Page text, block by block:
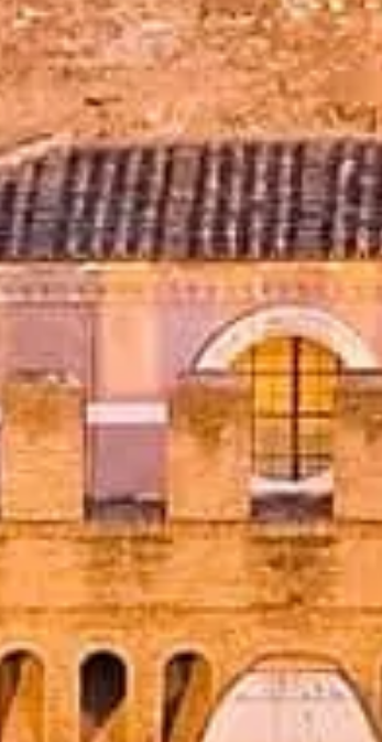
ваш візит завдяки пріоритетному входу та